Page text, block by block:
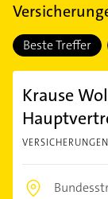
Beste Treffer
Krause
VERSICHERUNGEN